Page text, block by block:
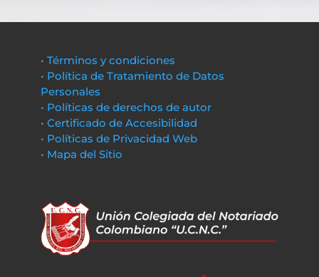
• Términos y condiciones
• Política de Tratamiento de Datos
Personales
• Políticas de derechos de autor
• Certificado de Accesibilidad
• Políticas de Privacidad Web
• Mapa del Sitio